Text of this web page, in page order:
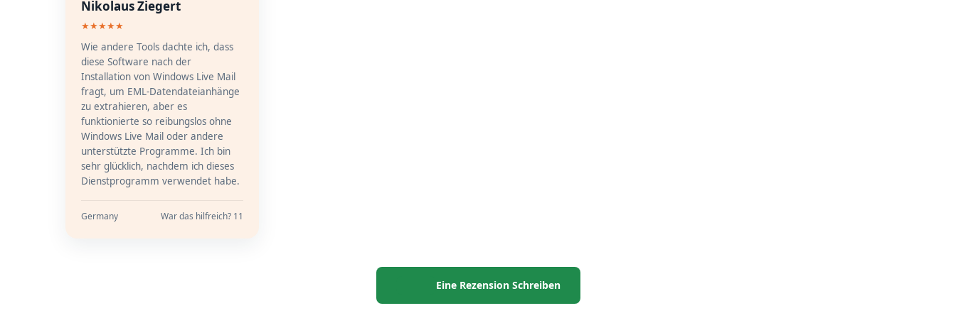
Nikolaus Ziegert
★★★★★
Wie andere Tools dachte ich, dass
diese Software nach der
Installation von Windows Live Mail
fragt, um EML-Datendateianhänge
zu extrahieren, aber es
funktionierte so reibungslos ohne
Windows Live Mail oder andere
unterstützte Programme. Ich bin
sehr glücklich, nachdem ich dieses
Dienstprogramm verwendet habe.
Germany War das hilfreich? 11
Eine Rezension Schreiben